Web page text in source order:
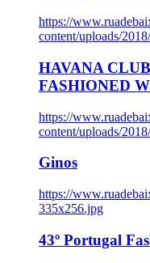
https://
content/uploads/
HAVANA
FASHIONED
https://
content/uploads/
Ginos
https://
335x256.jpg
43º Portugal